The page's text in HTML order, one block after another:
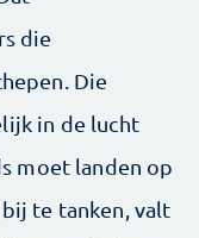
die
Die
in de lucht
moet landen op
te tanken, valt